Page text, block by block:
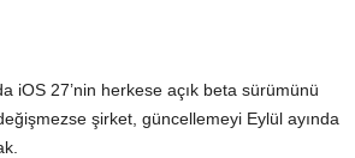
iOS 27’nin herkese açık beta sürümünü
şirket, güncellemeyi Eylül ayında